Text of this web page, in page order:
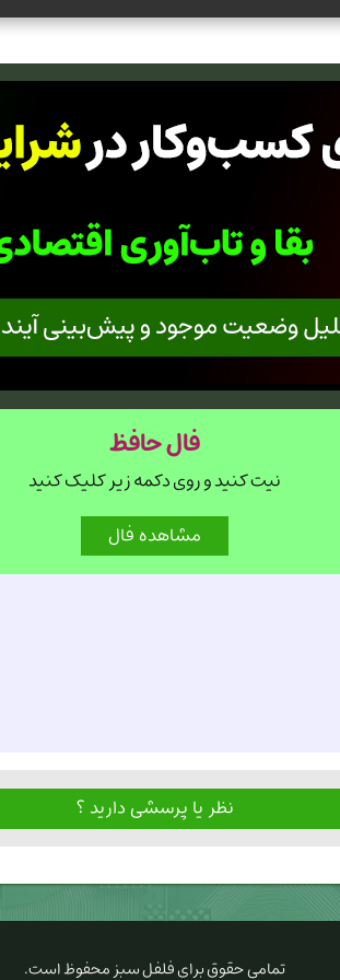
فال حافظ
نیت کنید و روی دکمه زیر کلیک کنید
نظر یا پرسشی دارید ؟
تمامی حقوق برایفلفل سبزمحفوظ است.